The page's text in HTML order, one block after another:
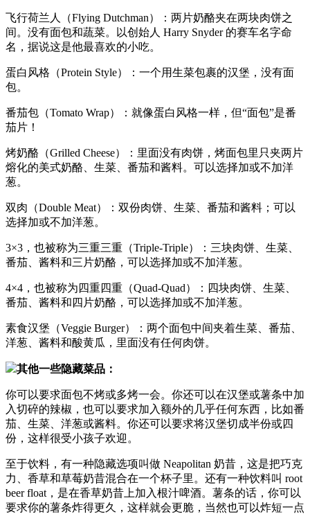
飞行荷兰人（Flying Dutchman）：两片奶酪夹在两块肉饼之
间。没有面包和蔬菜。以创始人 Harry Snyder 的赛车名字命
名，据说这是他最喜欢的小吃。
蛋白风格（Protein Style）：一个用生菜包裹的汉堡，没有面
包。
番茄包（Tomato Wrap）：就像蛋白风格一样，但“面包”是番
茄片！
烤奶酪（Grilled Cheese）：里面没有肉饼，烤面包里只夹两片
熔化的美式奶酪、生菜、番茄和酱料。可以选择加或不加洋
葱。
双肉（Double Meat）：双份肉饼、生菜、番茄和酱料；可以
选择加或不加洋葱。
3×3，也被称为三重三重（Triple-Triple）：三块肉饼、生菜、
番茄、酱料和三片奶酪，可以选择加或不加洋葱。
4×4，也被称为四重四重（Quad-Quad）：四块肉饼、生菜、
番茄、酱料和四片奶酪，可以选择加或不加洋葱。
素食汉堡（Veggie Burger）：两个面包中间夹着生菜、番茄、
洋葱、酱料和酸黄瓜，里面没有任何肉饼。
其他一些隐藏菜品：
你可以要求面包不烤或多烤一会。你还可以在汉堡或薯条中加
入切碎的辣椒，也可以要求加入额外的几乎任何东西，比如番
茄、生菜、洋葱或酱料。你还可以要求将汉堡切成半份或四
份，这样很受小孩子欢迎。
至于饮料，有一种隐藏选项叫做 Neapolitan 奶昔，这是把巧克
力、香草和草莓奶昔混合在一个杯子里。还有一种饮料叫 root
beer float，是在香草奶昔上加入根汁啤酒。薯条的话，你可以
要求你的薯条炸得更久，这样就会更脆，当然也可以炸短一点